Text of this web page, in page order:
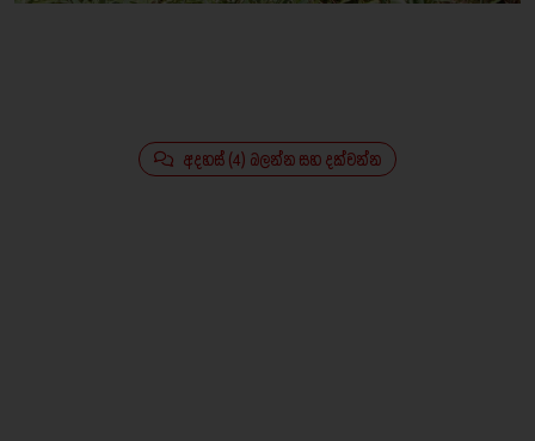
අදහස් (4) බලන්න සහ දක්වන්න